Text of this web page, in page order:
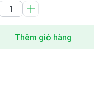
Thêm giỏ hàng